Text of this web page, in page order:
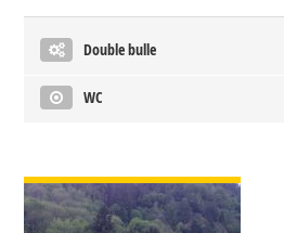
Double bulle
WC